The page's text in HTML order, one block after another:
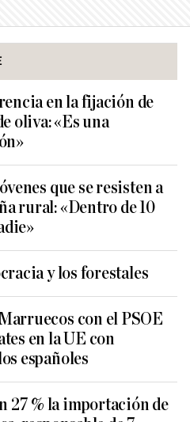
en la fijación de
oliva: «Es una
que se resisten a
rural: «Dentro de 10
y los forestales
con el PSOE
en la UE con
españoles
27 % la importación de